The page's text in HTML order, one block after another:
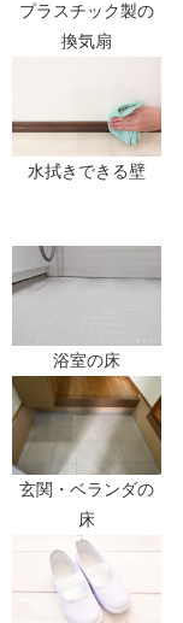
プラスチック製の
換気扇
水拭きできる壁
浴室の床
玄関・ベランダの
床